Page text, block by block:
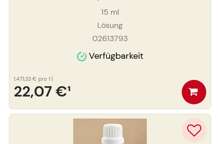
15 ml
Lösung
02613793
Verfügbarkeit
22,07 €¹
1.471,33 € pro 1 l